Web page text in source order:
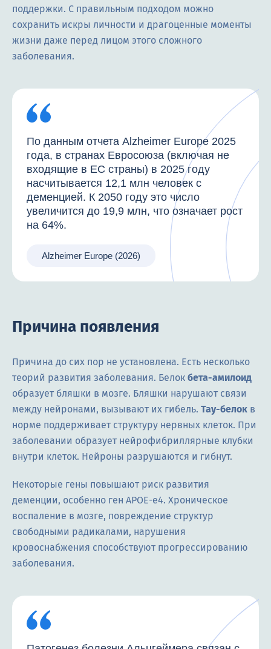
поддержки. С правильным подходом можно
сохранить искры личности и драгоценные моменты
жизни даже перед лицом этого сложного
заболевания.
По данным отчета Alzheimer Europe 2025
года, в странах Евросоюза (включая не
входящие в ЕС страны) в 2025 году
насчитывается 12,1 млн человек с
деменцией. К 2050 году это число
увеличится до 19,9 млн, что означает рост
на 64%.
Alzheimer Europe (2026)
Причина появления
Причина до сих пор не установлена. Есть несколько
теорий развития заболевания. Белок бета-амилоид
образует бляшки в мозге. Бляшки нарушают связи
между нейронами, вызывают их гибель. Тау-белок в
норме поддерживает структуру нервных клеток. При
заболевании образует нейрофибриллярные клубки
внутри клеток. Нейроны разрушаются и гибнут.
Некоторые гены повышают риск развития
деменции, особенно ген APOE-e4. Хроническое
воспаление в мозге, повреждение структур
свободными радикалами, нарушения
кровоснабжения способствуют прогрессированию
заболевания.